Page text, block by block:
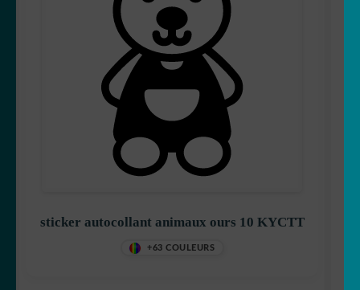
sticker autocollant animaux ours 10 KYCTT
+63 COULEURS